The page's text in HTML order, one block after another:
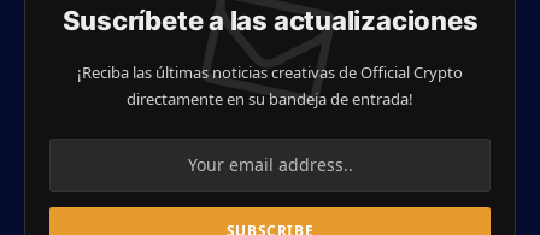
Suscríbete a las actualizaciones
¡Reciba las últimas noticias creativas de Official Crypto
directamente en su bandeja de entrada!